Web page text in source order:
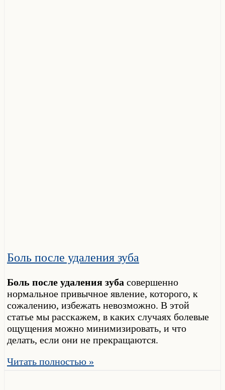
Боль после удаления зуба
Боль после удаления зуба совершенно
нормальное привычное явление, которого, к
сожалению, избежать невозможно. В этой
статье мы расскажем, в каких случаях болевые
ощущения можно минимизировать, и что
делать, если они не прекращаются.
Читать полностью »